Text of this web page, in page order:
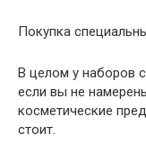
Покупка
В целом у наборов
если вы не
косметические
стоит.